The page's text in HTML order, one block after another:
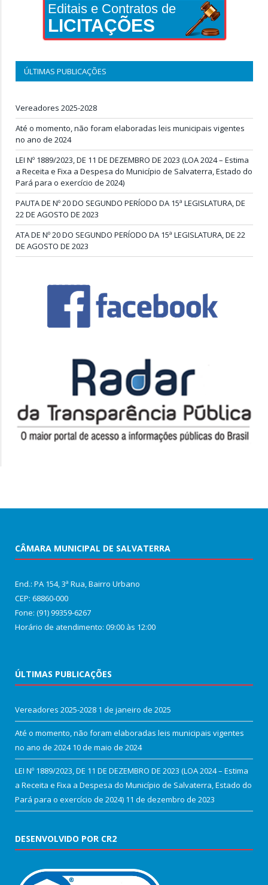
Editais e Contratos de
LICITAÇÕES
ÚLTIMAS PUBLICAÇÕES
Vereadores 2025-2028
Até o momento, não foram elaboradas leis municipais vigentes
no ano de 2024
LEI Nº 1889/2023, DE 11 DE DEZEMBRO DE 2023 (LOA 2024 – Estima
a Receita e Fixa a Despesa do Município de Salvaterra, Estado do
Pará para o exercício de 2024)
PAUTA DE Nº 20 DO SEGUNDO PERÍODO DA 15ª LEGISLATURA, DE
22 DE AGOSTO DE 2023
ATA DE Nº 20 DO SEGUNDO PERÍODO DA 15ª LEGISLATURA, DE 22
DE AGOSTO DE 2023
CÂMARA MUNICIPAL DE SALVATERRA
End.: PA 154, 3ª Rua, Bairro Urbano
CEP: 68860‑000
Fone: (91) 99359-6267
Horário de atendimento: 09:00 às 12:00
ÚLTIMAS PUBLICAÇÕES
Vereadores 2025-2028 1 de janeiro de 2025
Até o momento, não foram elaboradas leis municipais vigentes
no ano de 2024 10 de maio de 2024
LEI Nº 1889/2023, DE 11 DE DEZEMBRO DE 2023 (LOA 2024 – Estima
a Receita e Fixa a Despesa do Município de Salvaterra, Estado do
Pará para o exercício de 2024) 11 de dezembro de 2023
DESENVOLVIDO POR CR2